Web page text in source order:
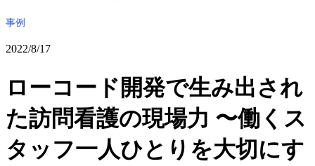
事例
2022/8/17
ローコード開発で生み出され
た訪問看護の現場力 〜働くス
タッフ一人ひとりを大切にす